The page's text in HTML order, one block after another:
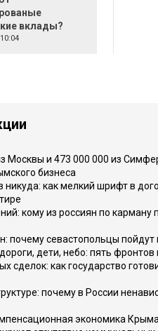
вклады?
Москвы и 473 000 000 из
бизнеса
никуда: как мелкий шрифт в
кому из россиян по карману
почему севастопольцы
дети, небо: пять
сделок: как государство
почему в России
экономика